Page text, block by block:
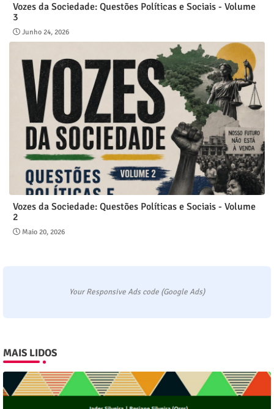
Vozes da Sociedade: Questões Políticas e Sociais - Volume
3
Junho 24, 2026
Vozes da Sociedade: Questões Políticas e Sociais - Volume
2
Maio 20, 2026
Your Responsive Ads code (Google Ads)
MAIS LIDOS